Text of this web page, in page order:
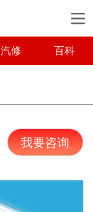
汽修 百科
我要咨询